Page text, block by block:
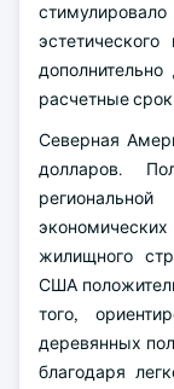
расчетные
Северная
долларов.
экономических
жилищного
США
того,
деревянных
благодаря